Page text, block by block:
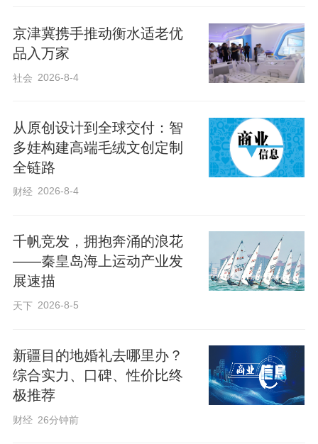
​京津冀携手推动衡水适老优
品入万家
社会 2026-8-4
从原创设计到全球交付：智
多娃构建高端毛绒文创定制
全链路
财经 2026-8-4
千帆竞发，拥抱奔涌的浪花
——秦皇岛海上运动产业发
展速描
天下 2026-8-5
新疆目的地婚礼去哪里办？
综合实力、口碑、性价比终
极推荐
财经 26分钟前